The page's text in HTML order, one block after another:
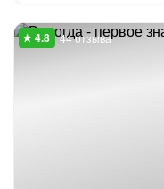
44 отзыва